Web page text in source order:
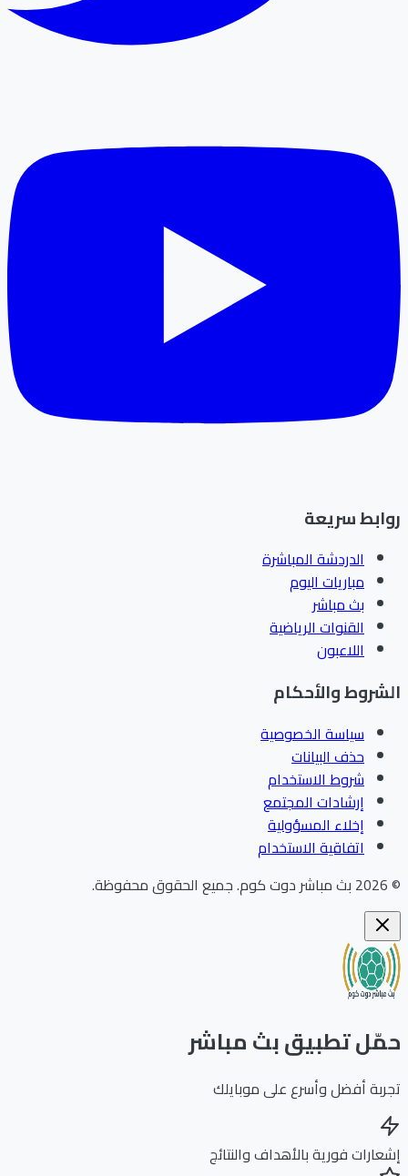
روابط سريعة
الدردشة المباشرة
مباريات اليوم
بث مباشر
القنوات الرياضية
اللاعبون
الشروط والأحكام
سياسة الخصوصية
حذف البيانات
شروط الاستخدام
إرشادات المجتمع
إخلاء المسؤولية
اتفاقية الاستخدام
©
2026 بث مباشر دوت كوم.جميع الحقوق محفوظة.
حمّل تطبيق بث مباشر
تجربة أفضل وأسرع على موبايلك
إشعارات فورية بالأهداف والنتائج